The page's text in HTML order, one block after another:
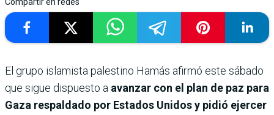
El grupo islamista palestino Hamás afirmó este sábado
que sigue dispuesto a avanzar con el plan de paz para
Gaza respaldado por Estados Unidos y pidió ejercer